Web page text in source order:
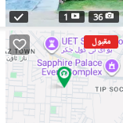
36
1
مقبول